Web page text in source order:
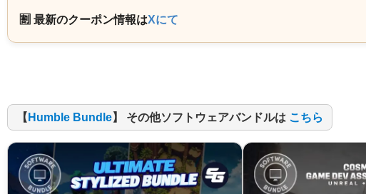
🈹 最新のクーポン情報はXにて
【 Humble Bundle】 その他ソフトウェアバンドルは こちら